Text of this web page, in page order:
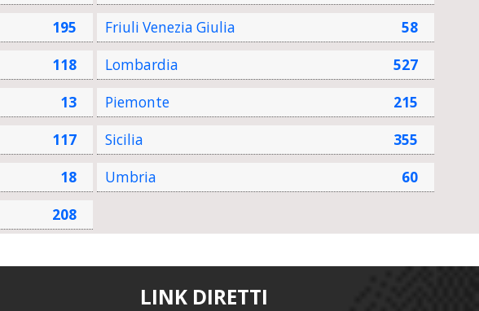
195 Friuli Venezia Giulia
58
118 Lombardia
527
13 Piemonte
215
117 Sicilia
355
18 Umbria
60
208
LINK DIRETTI